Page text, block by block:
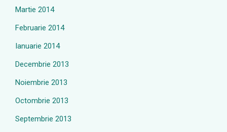
Martie 2014
Februarie 2014
Ianuarie 2014
Decembrie 2013
Noiembrie 2013
Octombrie 2013
Septembrie 2013